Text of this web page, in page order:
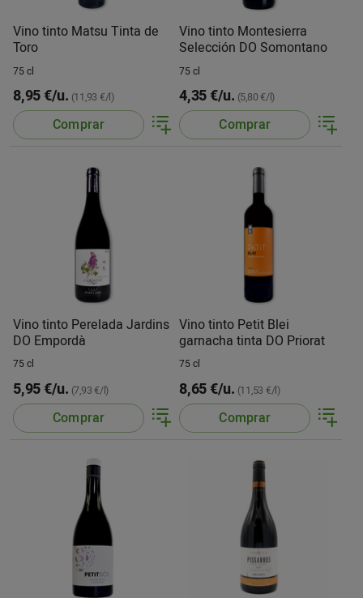
Vino tinto Matsu Tinta de
Toro
75 cl
8,95 €/u. (11,93 €/l)
Comprar
Vino tinto Montesierra
Selección DO Somontano
75 cl
4,35 €/u. (5,80 €/l)
Comprar
Vino tinto Perelada Jardins
DO Empordà
75 cl
5,95 €/u. (7,93 €/l)
Comprar
Vino tinto Petit Blei
garnacha tinta DO Priorat
75 cl
8,65 €/u. (11,53 €/l)
Comprar